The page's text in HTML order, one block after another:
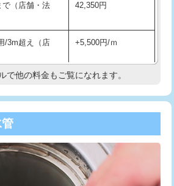
削・埋め戻し作
11,000円
VP・HI）使
ング鋼管・銅
/3ｍまで)
44,000円
グ鋼管・銅
+8,800円
で（店舗・法
42,350円
/3m超え（店
+5,500円/ｍ
現地調査
で
超え +3,300円
33,000円
で他の料金もご覧になれます。